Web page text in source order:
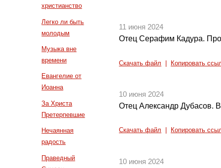
христианство
Легко ли быть
молодым
Музыка вне
времени
Евангелие от
Иоанна
За Христа
Претерпевшие
Нечаянная
радость
Праведный
11 июня 2024
Отец Серафим Кадура.
Скачать файл Копировать
10 июня 2024
Отец Александр Дубасов.
Скачать файл Копировать
10 июня 2024